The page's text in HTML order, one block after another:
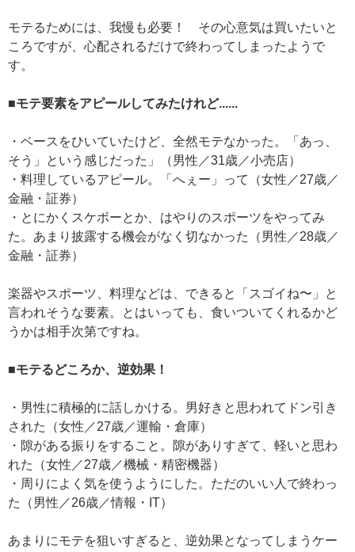
モテるためには、我慢も必要！ その心意気は買いたいと
ころですが、心配されるだけで終わってしまったようで
す。
■モテ要素をアピールしてみたけれど......
・ベースをひいていたけど、全然モテなかった。「あっ、
そう」という感じだった」（男性／31歳／小売店）
・料理しているアピール。「へぇー」って（女性／27歳／
金融・証券）
・とにかくスケボーとか、はやりのスポーツをやってみ
た。あまり披露する機会がなく切なかった（男性／28歳／
金融・証券）
楽器やスポーツ、料理などは、できると「スゴイね〜」と
言われそうな要素。とはいっても、食いついてくれるかど
うかは相手次第ですね。
■モテるどころか、逆効果！
・男性に積極的に話しかける。男好きと思われてドン引き
された（女性／27歳／運輸・倉庫）
・隙がある振りをすること。隙がありすぎて、軽いと思わ
れた（女性／27歳／機械・精密機器）
・周りによく気を使うようにした。ただのいい人で終わっ
た（男性／26歳／情報・IT）
あまりにモテを狙いすぎると、逆効果となってしまうケー